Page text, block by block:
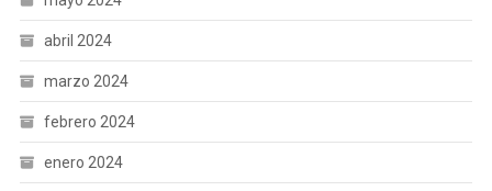
abril 2024
marzo 2024
febrero 2024
enero 2024